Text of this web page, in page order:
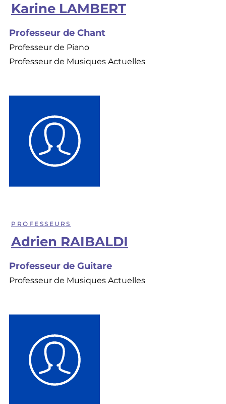
Karine LAMBERT
Professeur de Chant
Professeur de Piano
Professeur de Musiques Actuelles
PROFESSEURS
Adrien RAIBALDI
Professeur de Guitare
Professeur de Musiques Actuelles